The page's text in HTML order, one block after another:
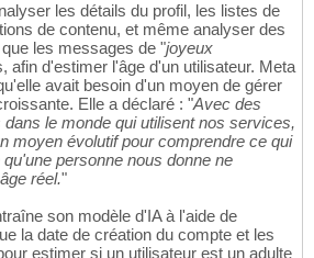
les détails du profil, les listes de
de contenu, et même analyser des
les messages de "joyeux
afin d'estimer l'âge d'un utilisateur. Meta
avait besoin d'un moyen de gérer
Elle a déclaré : "Avec des
le monde qui utilisent nos services,
moyen évolutif pour comprendre ce qui
personne nous donne ne
réel."
son modèle d'IA à l'aide de
la date de création du compte et les
estimer si un utilisateur est un adulte